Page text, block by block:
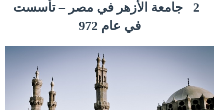
جامعة الأزهر في مصر – تأسست
في عام 972